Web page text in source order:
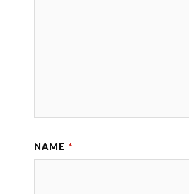
NAME *